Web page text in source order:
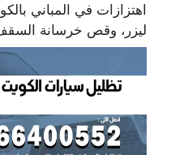
اهتزازات في المباني
ليزر، وقص خرسانة